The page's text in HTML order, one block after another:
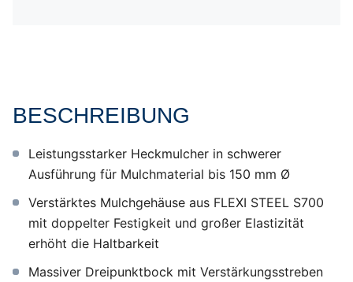
BESCHREIBUNG
Leistungsstarker Heckmulcher in schwerer
Ausführung für Mulchmaterial bis 150 mm Ø
Verstärktes Mulchgehäuse aus FLEXI STEEL S700
mit doppelter Festigkeit und großer Elastizität
erhöht die Haltbarkeit
Massiver Dreipunktbock mit Verstärkungsstreben